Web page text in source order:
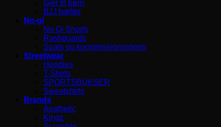
Gier til børn
BJJ bælter
No-gi
No Gi Shorts
Rashguards
Spats og kompressionsshorts
Streetwear
Hoodies
T-Shirts
SPORTSBUKSER
Sweatshirts
Brands
Aesthetic
Kingz